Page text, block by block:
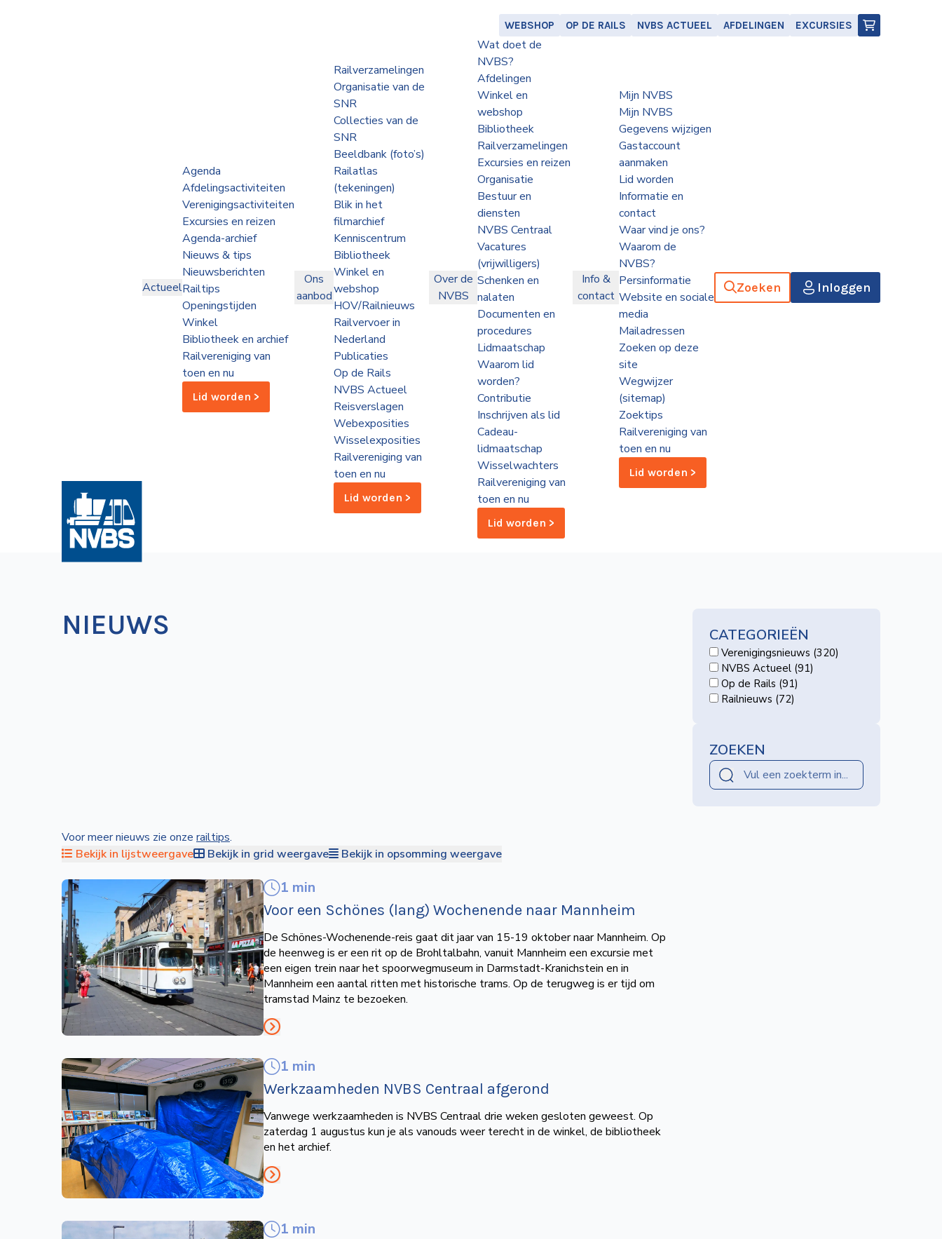
WEBSHOP OP DE RAILS NVBS ACTUEEL AFDELINGEN EXCURSIES
Actueel
Agenda
Afdelingsactiviteiten
Verenigingsactiviteiten
Excursies en reizen
Agenda-archief
Nieuws & tips
Nieuwsberichten
Railtips
Openingstijden
Winkel
Bibliotheek en archief
Railvereniging van
toen en nu
Lid worden >
Ons
aanbod
Railverzamelingen
Organisatie van de
SNR
Collecties van de
SNR
Beeldbank (foto’s)
Railatlas
(tekeningen)
Blik in het
filmarchief
Kenniscentrum
Bibliotheek
Winkel en
webshop
HOV/Railnieuws
Railvervoer in
Nederland
Publicaties
Op de Rails
NVBS Actueel
Reisverslagen
Webexposities
Wisselexposities
Railvereniging van
toen en nu
Lid worden >
Over de
NVBS
Wat doet de
NVBS?
Afdelingen
Winkel en
webshop
Bibliotheek
Railverzamelingen
Excursies en reizen
Organisatie
Bestuur en
diensten
NVBS Centraal
Vacatures
(vrijwilligers)
Schenken en
nalaten
Documenten en
procedures
Lidmaatschap
Waarom lid
worden?
Contributie
Inschrijven als lid
Cadeau-
lidmaatschap
Wisselwachters
Railvereniging van
toen en nu
Lid worden >
Info &
contact
Mijn NVBS
Mijn NVBS
Gegevens wijzigen
Gastaccount
aanmaken
Lid worden
Informatie en
contact
Waar vind je ons?
Waarom de
NVBS?
Persinformatie
Website en sociale
media
Mailadressen
Zoeken op deze
site
Wegwijzer
(sitemap)
Zoektips
Railvereniging van
toen en nu
Lid worden >
Zoeken Inloggen
NIEUWS CATEGORIEËN
Verenigingsnieuws (320)
NVBS Actueel (91)
Op de Rails (91)
Railnieuws (72)
ZOEKEN
Voor meer nieuws zie onze railtips.
Bekijk in lijstweergave
Bekijk in grid weergave Bekijk in opsomming weergave
1 min
Voor een Schönes (lang) Wochenende naar Mannheim
De Schönes-Wochenende-reis gaat dit jaar van 15-19 oktober naar Mannheim. Op
de heenweg is er een rit op de Brohltalbahn, vanuit Mannheim een excursie met
een eigen trein naar het spoorwegmuseum in Darmstadt-Kranichstein en in
Mannheim een aantal ritten met historische trams. Op de terugweg is er tijd om
tramstad Mainz te bezoeken.
1 min
Werkzaamheden NVBS Centraal afgerond
Vanwege werkzaamheden is NVBS Centraal drie weken gesloten geweest. Op
zaterdag 1 augustus kun je als vanouds weer terecht in de winkel, de bibliotheek
en het archief.
1 min